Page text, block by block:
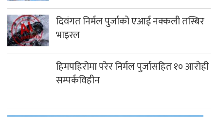
दिवंगत निर्मल पुर्जाको एआई नक्कली तस्बिर
भाइरल
हिमपहिरोमा परेर निर्मल पुर्जासहित १० आरोही
सम्पर्कविहीन